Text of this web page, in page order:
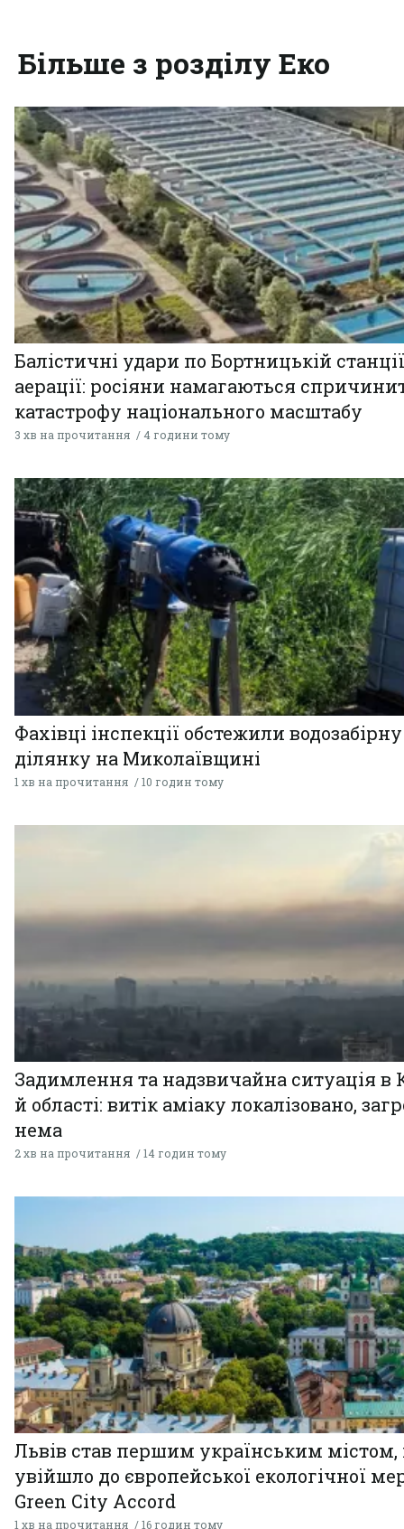
Більше з розділу Еко
Балістичні удари по Бортницькій станції
аерації: росіяни намагаються
катастрофу національного масштабу
3 хв на прочитання 4 години тому
Фахівці інспекції обстежили водозабірну
ділянку на Миколаївщині
1 хв на прочитання 10 годин тому
Задимлення та надзвичайна ситуація в
й області: витік аміаку локалізовано,
нема
2 хв на прочитання 14 годин тому
Львів став першим українським
увійшло до європейської екологічної
Green City Accord
1 хв на прочитання 16 годин тому